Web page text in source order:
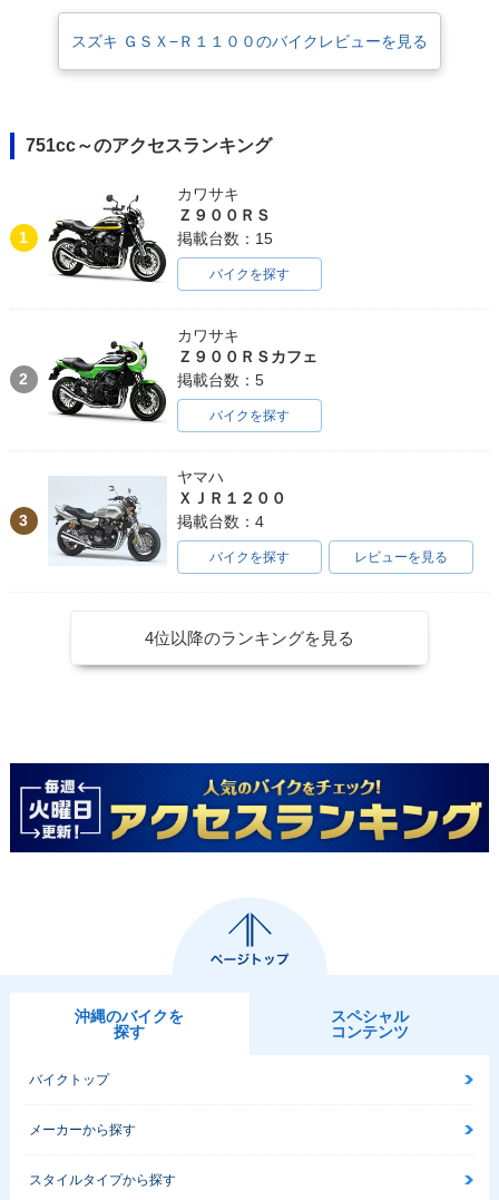
スズキ ＧＳＸ−Ｒ１１００のバイクレビューを見る
751cc～のアクセスランキング
1
カワサキ
Ｚ９００ＲＳ
掲載台数：15
バイクを探す
2
カワサキ
Ｚ９００ＲＳカフェ
掲載台数：5
バイクを探す
3
ヤマハ
ＸＪＲ１２００
掲載台数：4
バイクを探す レビューを見る
4位以降のランキングを見る
沖縄のバイクを
探す
スペシャル
コンテンツ
バイクトップ
メーカーから探す
スタイルタイプから探す